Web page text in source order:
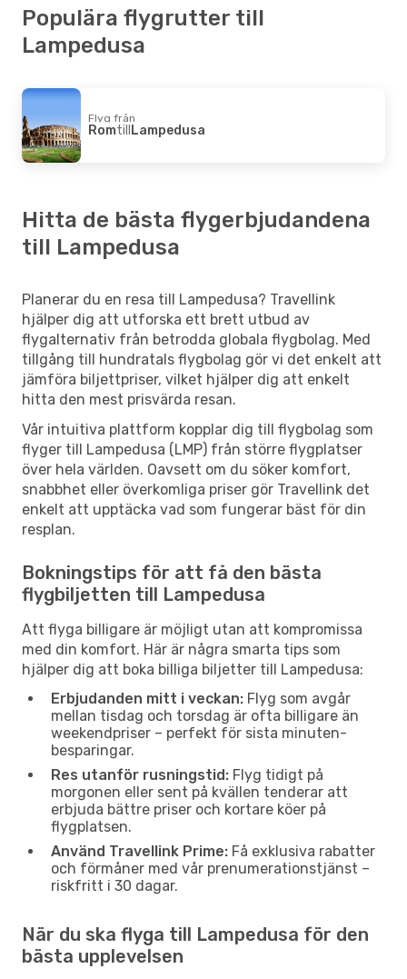
Mån 24 Aug.- Ons 26 Aug.
2 Mellanlandningar
ITA Airways
Lampedusa
Populära flygrutter till
Lampedusa
Flyg från
RomtillLampedusa
Hitta de bästa flygerbjudandena
till Lampedusa
Planerar du en resa till Lampedusa? Travellink
hjälper dig att utforska ett brett utbud av
flygalternativ från betrodda globala flygbolag. Med
tillgång till hundratals flygbolag gör vi det enkelt att
jämföra biljettpriser, vilket hjälper dig att enkelt
hitta den mest prisvärda resan.
Vår intuitiva plattform kopplar dig till flygbolag som
flyger till Lampedusa (LMP) från större flygplatser
över hela världen. Oavsett om du söker komfort,
snabbhet eller överkomliga priser gör Travellink det
enkelt att upptäcka vad som fungerar bäst för din
resplan.
Bokningstips för att få den bästa
flygbiljetten till Lampedusa
Att flyga billigare är möjligt utan att kompromissa
med din komfort. Här är några smarta tips som
hjälper dig att boka billiga biljetter till Lampedusa:
Erbjudanden mitt i veckan: Flyg som avgår
mellan tisdag och torsdag är ofta billigare än
weekendpriser – perfekt för sista minuten-
besparingar.
Res utanför rusningstid: Flyg tidigt på
morgonen eller sent på kvällen tenderar att
erbjuda bättre priser och kortare köer på
flygplatsen.
Använd Travellink Prime: Få exklusiva rabatter
och förmåner med vår prenumerationstjänst –
riskfritt i 30 dagar.
När du ska flyga till Lampedusa för den
bästa upplevelsen